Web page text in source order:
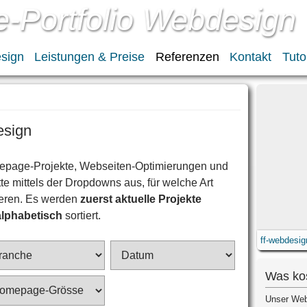
Portfolio Webdesign
Leistungen & Preise Referenzen Kontakt
Projekte, Webseiten-Optimierungen und
mittels der Dropdowns aus, für welche Art
Es werdenzuerst aktuelle Projekte
sortiert.
ff-
Was
Unser